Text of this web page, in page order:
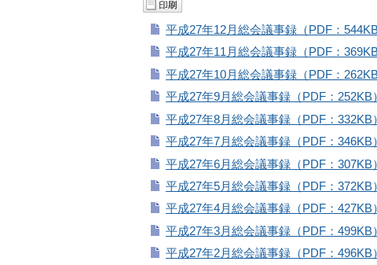
平成27年12月総会議事録（PDF：544KB
平成27年11月総会議事録（PDF：369KB
平成27年10月総会議事録（PDF：262KB
平成27年9月総会議事録（PDF：252KB）
平成27年8月総会議事録（PDF：332KB）
平成27年7月総会議事録（PDF：346KB）
平成27年6月総会議事録（PDF：307KB）
平成27年5月総会議事録（PDF：372KB）
平成27年4月総会議事録（PDF：427KB）
平成27年3月総会議事録（PDF：499KB）
平成27年2月総会議事録（PDF：496KB）